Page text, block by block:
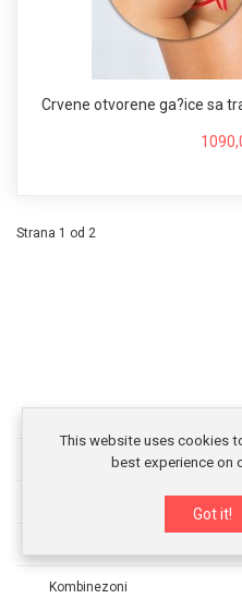
Crvene otvorene ga?ice sa
Strana 1 od 2
Ženske tange
Kombinezoni
This website uses cookies
best experience on
Got it!